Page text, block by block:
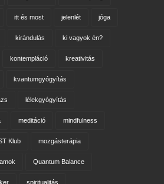
itt és most jelenlét jóga
kirándulás ki vagyok én?
kontempláció kreativitás
kvantumgyógyítás
lélekgyógyítás
meditáció mindfulness
Klub mozgásterápia
Quantum Balance
spiritualitás